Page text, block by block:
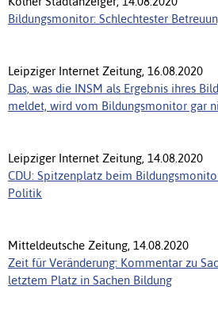
Bildungsmonitor: Schlechtester
Leipziger Internet Zeitung, 16.08.2020
Das, was die INSM als Ergebnis ihres
meldet, wird vom Bildungsmonitor gar
Leipziger Internet Zeitung, 14.08.2020
CDU: Spitzenplatz beim
Politik
Mitteldeutsche Zeitung, 14.08.2020
Zeit für Veränderung: Kommentar zu
letztem Platz in Sachen Bildung